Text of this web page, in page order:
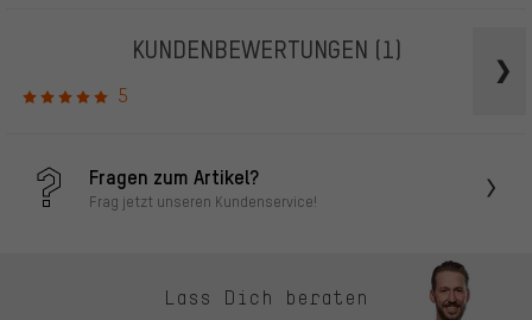
KUNDENBEWERTUNGEN (1)
5
Fragen zum Artikel?
Frag jetzt unseren Kundenservice!
Lass Dich beraten